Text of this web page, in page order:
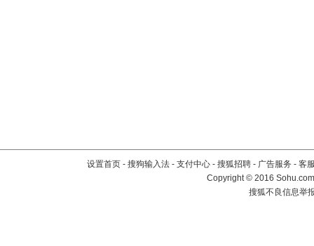
设置首页 - 搜狗输入法 - 支付中心 - 搜狐招聘 - 广告服务 - 客
Copyright©2016
搜狐不良信息举